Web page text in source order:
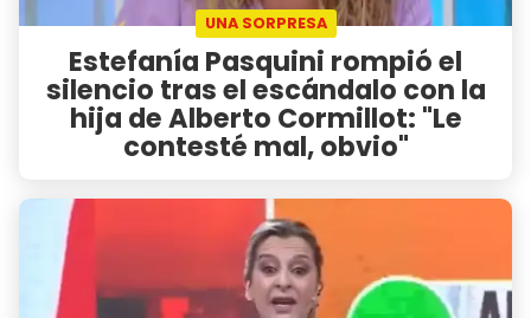
UNA SORPRESA
Estefanía Pasquini rompió el
silencio tras el escándalo con la
hija de Alberto Cormillot: "Le
contesté mal, obvio"